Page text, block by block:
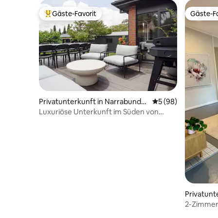
Beliebter Gäste-Favorit.
Gäste-Favorit
Privatunterkunft in Narrabunda
h
Durchschnittliche
5 (98)
Luxuriöse Unterkunft im Süden von
Gäste-
Gäste-
2-